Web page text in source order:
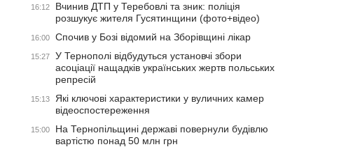
16:12
Вчинив ДТП у Теребовлі та зник: поліція
розшукує жителя Гусятинщини (фото+відео)
16:00 Спочив у Бозі відомий на Зборівщині лікар
15:27
У Тернополі відбудуться установчі збори
асоціації нащадків українських жертв польських
репресій
15:13
Які ключові характеристики у вуличних камер
відеоспостереження
15:00
На Тернопільщині державі повернули будівлю
вартістю понад 50 млн грн